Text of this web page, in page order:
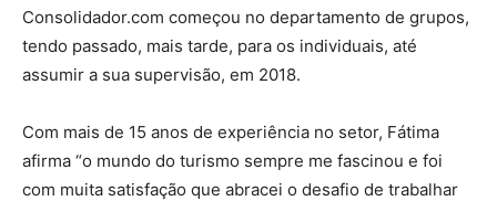
Consolidador.com começou no departamento de grupos,
tendo passado, mais tarde, para os individuais, até
assumir a sua supervisão, em 2018.
Com mais de 15 anos de experiência no setor, Fátima
afirma “o mundo do turismo sempre me fascinou e foi
com muita satisfação que abracei o desafio de trabalhar